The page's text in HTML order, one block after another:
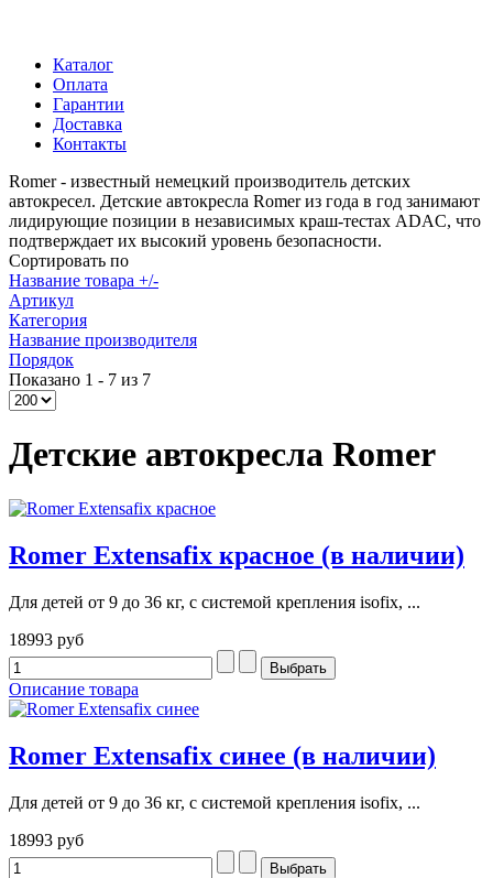
Каталог
Оплата
Гарантии
Доставка
Контакты
Romer - известный немецкий производитель детских
автокресел. Детские автокресла Romer из года в год занимают
лидирующие позиции в независимых краш-тестах ADAC, что
подтверждает их высокий уровень безопасности.
Сортировать по
Название товара +/-
Артикул
Категория
Название производителя
Порядок
Показано 1 - 7 из 7
Детские автокресла Romer
Romer Extensafix красное (в наличии)
Для детей от 9 до 36 кг, с системой крепления isofix, ...
18993 руб
Описание товара
Romer Extensafix синее (в наличии)
Для детей от 9 до 36 кг, с системой крепления isofix, ...
18993 руб